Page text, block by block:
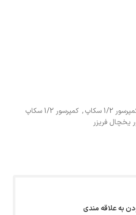
1/2 سکاپ ,
کمپرسور 1/2 سکاپ
یخچال فریزر
به علاقه مندی